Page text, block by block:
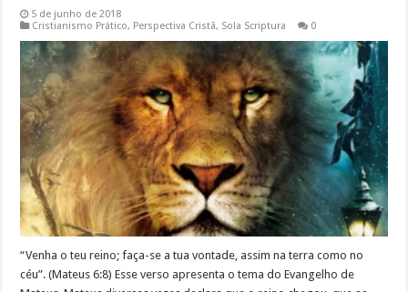
5 de junho de 2018
Cristianismo Prático, Perspectiva Cristã, Sola Scriptura 0
“Venha o teu reino; faça-se a tua vontade, assim na terra como no
céu”. (Mateus 6:8) Esse verso apresenta o tema do Evangelho de